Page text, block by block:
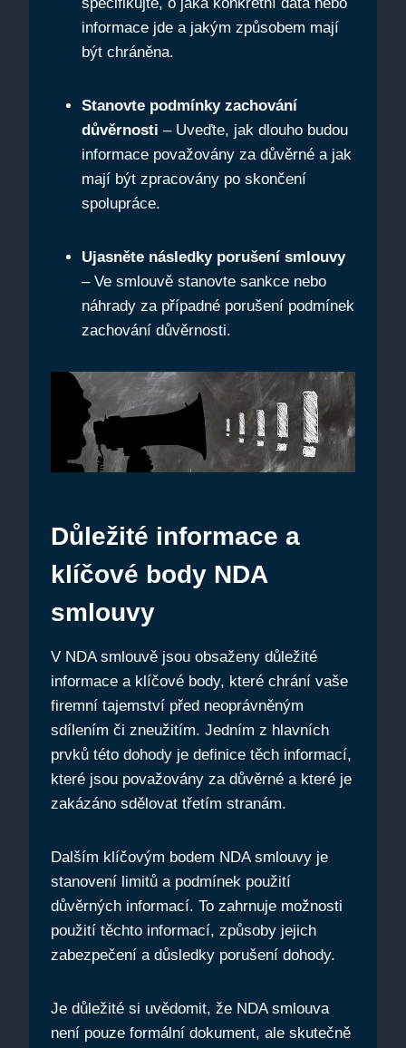
informace jde a jakým způsobem mají
být chráněna.
Stanovte podmínky zachování
důvěrnosti – Uveďte, jak dlouho budou
informace považovány za důvěrné a jak
mají být zpracovány po skončení
spolupráce.
Ujasněte následky porušení smlouvy
– Ve smlouvě stanovte sankce nebo
náhrady za případné porušení podmínek
zachování důvěrnosti.
Důležité informace a
klíčové body NDA
smlouvy
V NDA smlouvě jsou obsaženy důležité
informace a klíčové body, které chrání vaše
firemní tajemství před neoprávněným
sdílením či zneužitím. Jedním z hlavních
prvků této dohody je definice těch informací,
které jsou považovány za důvěrné a které je
zakázáno sdělovat třetím stranám.
Dalším klíčovým bodem NDA smlouvy je
stanovení limitů a podmínek použití
důvěrných informací. To zahrnuje možnosti
použití těchto informací, způsoby jejich
zabezpečení a důsledky porušení dohody.
Je důležité si uvědomit, že NDA smlouva
není pouze formální dokument, ale skutečně